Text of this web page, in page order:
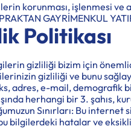
korunması, işlenmesi ve
GAYRİMENKUL
Politikası
gizliliği bizim için
gizliliği ve bunu
adres, e-mail, demografik
herhangi bir 3. şahıs,
Sınırları: Bu
bilgilerdeki hatalar ve